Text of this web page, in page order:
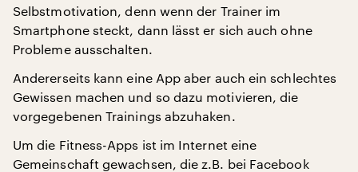
Selbstmotivation, denn wenn der Trainer im
Smartphone steckt, dann lässt er sich auch ohne
Probleme ausschalten.
Andererseits kann eine App aber auch ein schlechtes
Gewissen machen und so dazu motivieren, die
vorgegebenen Trainings abzuhaken.
Um die Fitness-Apps ist im Internet eine
Gemeinschaft gewachsen, die z.B. bei Facebook